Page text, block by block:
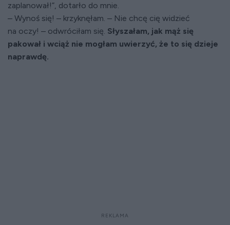
zaplanował!”, dotarło do mnie.
– Wynoś się! – krzyknęłam. – Nie chcę cię widzieć
na oczy! – odwróciłam się. Słyszałam, jak mąż się
pakował i wciąż nie mogłam uwierzyć, że to się dzieje
naprawdę.